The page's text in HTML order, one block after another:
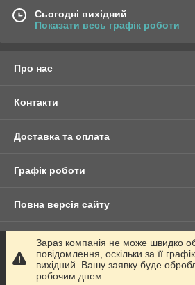
Сьогодні вихідний
Показати весь графік роботи
Про нас
Контакти
Доставка та оплата
Графік роботи
Повна версія сайту
Сайт створено на маркетплейсі
Політика конфіденційності
Зараз компанія не може швидко
повідомлення, оскільки за її
вихідний. Вашу заявку буде
робочим днем.